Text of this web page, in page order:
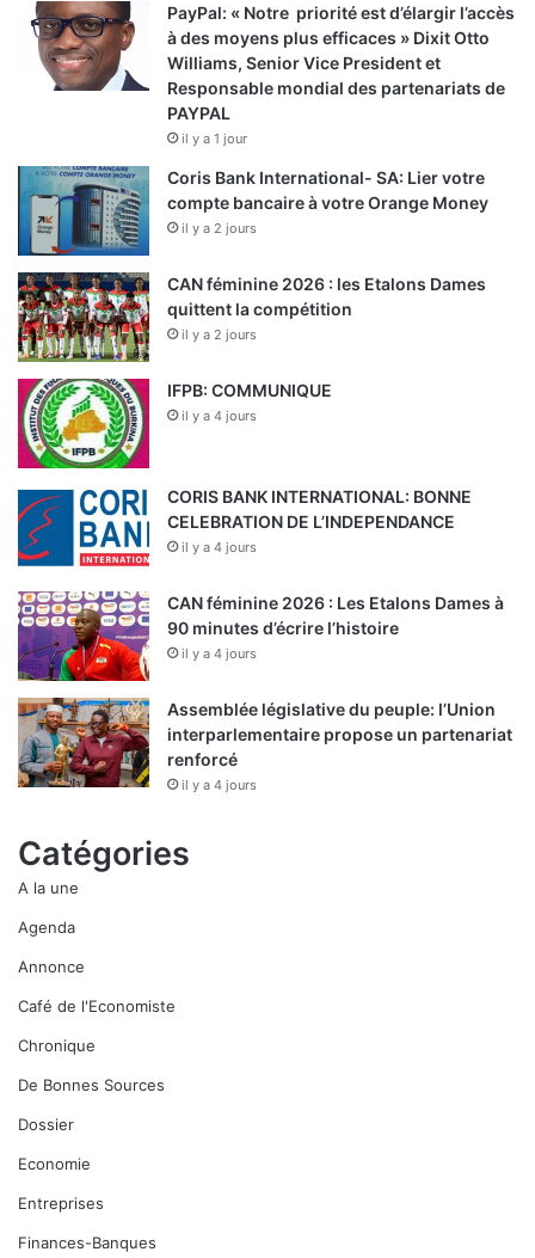
PayPal: « Notre priorité est d’élargir l’accès
à des moyens plus efficaces » Dixit Otto
Williams, Senior Vice President et
Responsable mondial des partenariats de
PAYPAL
il y a 1 jour
Coris Bank International- SA: Lier votre
compte bancaire à votre Orange Money
il y a 2 jours
CAN féminine 2026 : les Etalons Dames
quittent la compétition
il y a 2 jours
IFPB: COMMUNIQUE
il y a 4 jours
CORIS BANK INTERNATIONAL: BONNE
CELEBRATION DE L’INDEPENDANCE
il y a 4 jours
CAN féminine 2026 : Les Etalons Dames à
90 minutes d’écrire l’histoire
il y a 4 jours
Assemblée législative du peuple: l’Union
interparlementaire propose un partenariat
renforcé
il y a 4 jours
Catégories
A la une
Agenda
Annonce
Café de l'Economiste
Chronique
De Bonnes Sources
Dossier
Economie
Entreprises
Finances-Banques